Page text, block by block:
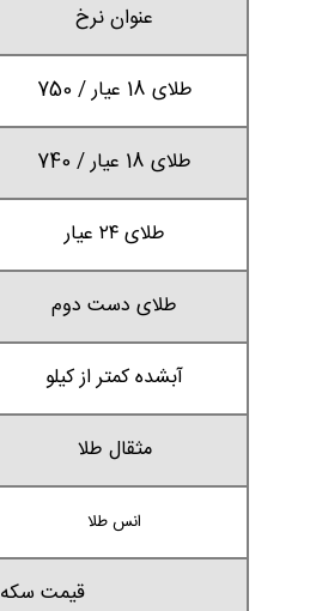
عنوان نرخ
طلای 18 عیار / 750
طلای 18 عیار / 740
طلای ۲۴ عیار
طلای دست دوم
آبشده کمتر از کیلو
مثقال طلا
انس طلا
قیمت سکه